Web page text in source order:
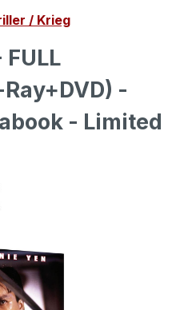
/ Krieg
FULL
-
- Limited